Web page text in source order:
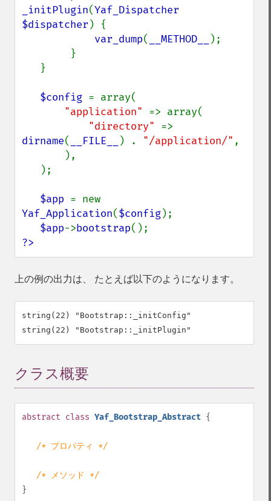
_initPlugin(Yaf_Dispatcher
$dispatcher ) {
var_dump( __METHOD__
);
$config = array(
"application" => array(
"directory"
dirname( __FILE__ ) . "/application/" ,
$app
Yaf_Application($config);
$app->bootstrap
?>
上の例の出力は、 たとえば以下のようになります。
string(22) "Bootstrap::_initConfig"
クラス概要
abstract class Yaf_Bootstrap_Abstract {
/* プロパティ */
/* メソッド */
}